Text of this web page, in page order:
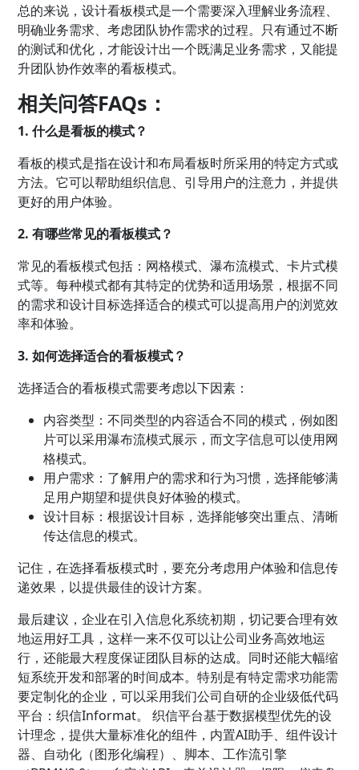
总的来说，设计看板模式是一个需要深入理解业务流程、
明确业务需求、考虑团队协作需求的过程。只有通过不断
的测试和优化，才能设计出一个既满足业务需求，又能提
升团队协作效率的看板模式。
相关问答FAQs：
1. 什么是看板的模式？
看板的模式是指在设计和布局看板时所采用的特定方式或
方法。它可以帮助组织信息、引导用户的注意力，并提供
更好的用户体验。
2. 有哪些常见的看板模式？
常见的看板模式包括：网格模式、瀑布流模式、卡片式模
式等。每种模式都有其特定的优势和适用场景，根据不同
的需求和设计目标选择适合的模式可以提高用户的浏览效
率和体验。
3. 如何选择适合的看板模式？
选择适合的看板模式需要考虑以下因素：
内容类型：不同类型的内容适合不同的模式，例如图
片可以采用瀑布流模式展示，而文字信息可以使用网
格模式。
用户需求：了解用户的需求和行为习惯，选择能够满
足用户期望和提供良好体验的模式。
设计目标：根据设计目标，选择能够突出重点、清晰
传达信息的模式。
记住，在选择看板模式时，要充分考虑用户体验和信息传
递效果，以提供最佳的设计方案。
最后建议，企业在引入信息化系统初期，切记要合理有效
地运用好工具，这样一来不仅可以让公司业务高效地运
行，还能最大程度保证团队目标的达成。同时还能大幅缩
短系统开发和部署的时间成本。特别是有特定需求功能需
要定制化的企业，可以采用我们公司自研的企业级低代码
平台：织信Informat。 织信平台基于数据模型优先的设
计理念，提供大量标准化的组件，内置AI助手、组件设计
器、自动化（图形化编程）、脚本、工作流引擎